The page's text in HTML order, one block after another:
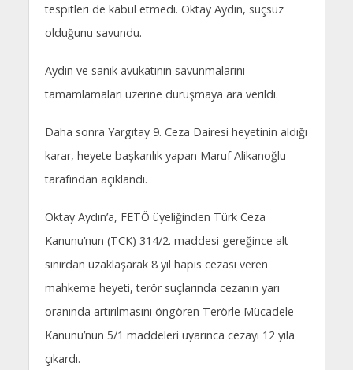
tespitleri de kabul etmedi. Oktay Aydın, suçsuz
olduğunu savundu.
Aydın ve sanık avukatının savunmalarını
tamamlamaları üzerine duruşmaya ara verildi.
Daha sonra Yargıtay 9. Ceza Dairesi heyetinin aldığı
karar, heyete başkanlık yapan Maruf Alikanoğlu
tarafından açıklandı.
Oktay Aydın’a, FETÖ üyeliğinden Türk Ceza
Kanunu’nun (TCK) 314/2. maddesi gereğince alt
sınırdan uzaklaşarak 8 yıl hapis cezası veren
mahkeme heyeti, terör suçlarında cezanın yarı
oranında artırılmasını öngören Terörle Mücadele
Kanunu’nun 5/1 maddeleri uyarınca cezayı 12 yıla
çıkardı.